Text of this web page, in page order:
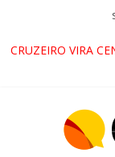
CRUZEIRO VIRA
PROMOTOR DO
ACESSO À